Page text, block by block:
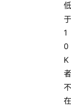
低
于
1
0
K
者
不
在